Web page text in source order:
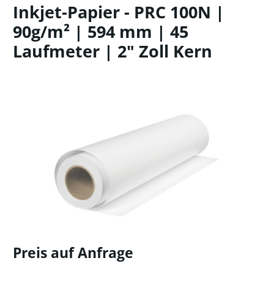
Inkjet-Papier - PRC 100N |
90g/m² | 594 mm | 45
Laufmeter | 2" Zoll Kern
Preis auf Anfrage